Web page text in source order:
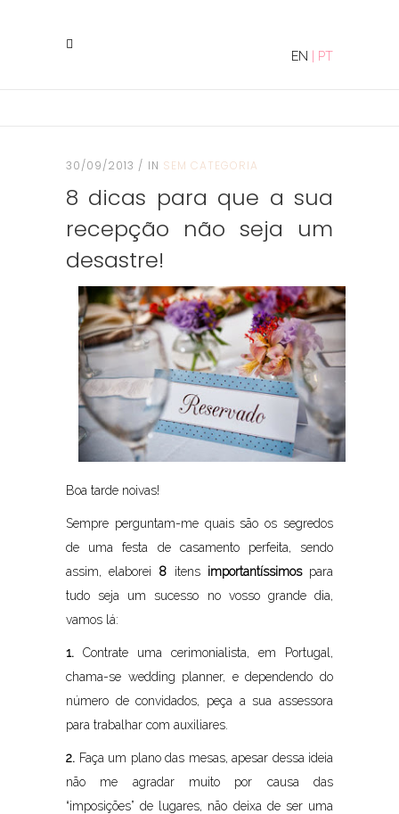
EN PT
30/09/2013 IN SEM CATEGORIA
8 dicas para que a sua
recepção não seja um
desastre!
Boa tarde noivas!
Sempre perguntam-me quais são os segredos
de uma festa de casamento perfeita, sendo
assim, elaborei 8 itens importantíssimospara
tudo seja um sucesso no vosso grande dia,
vamos lá:
1. Contrate uma cerimonialista, em Portugal,
chama-se wedding planner, e dependendo do
número de convidados, peça a sua assessora
para trabalhar com auxiliares.
2. Faça um plano das mesas, apesar dessa ideia
não me agradar muito por causa das
“imposições” de lugares, não deixa de ser uma